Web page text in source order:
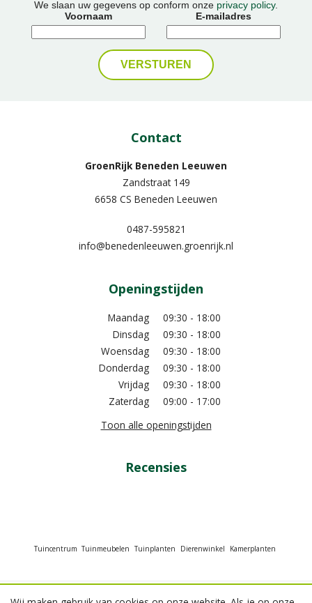
We slaan uw gegevens op conform onze privacy policy.
Voornaam
E-mailadres
Contact
GroenRijk Beneden Leeuwen​
Zandstraat 149
6658 CS Beneden Leeuwen
0487-595821
info@benedenleeuwen.groenrijk.nl
Openingstijden
Maandag
09:30 - 18:00
Dinsdag
09:30 - 18:00
Woensdag
09:30 - 18:00
Donderdag
09:30 - 18:00
Vrijdag
09:30 - 18:00
Zaterdag
09:00 - 17:00
Toon alle openingstijden
Recensies
Tuincentrum Tuinmeubelen Tuinplanten Dierenwinkel Kamerplanten